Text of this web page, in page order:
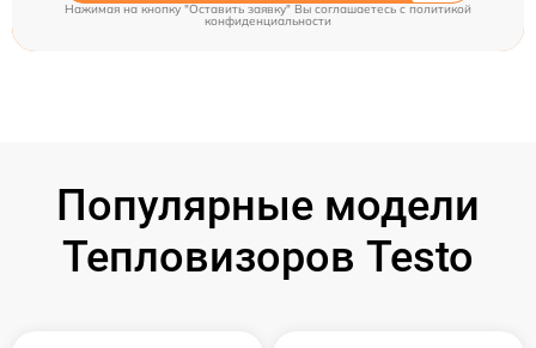
Нажимая на кнопку "Оставить заявку" Вы соглашаетесь cполитикой
конфиденциальности
Популярные модели
Тепловизоров Testo